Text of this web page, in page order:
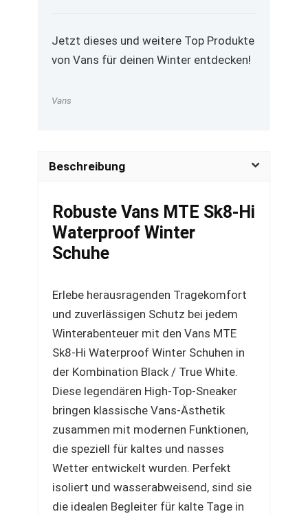
Jetzt dieses und weitere Top Produkte
von Vans für deinen Winter entdecken!
Vans
Beschreibung
Robuste Vans MTE Sk8-Hi
Waterproof Winter
Schuhe
Erlebe herausragenden Tragekomfort
und zuverlässigen Schutz bei jedem
Winterabenteuer mit den Vans MTE
Sk8-Hi Waterproof Winter Schuhen in
der Kombination Black / True White.
Diese legendären High-Top-Sneaker
bringen klassische Vans-Ästhetik
zusammen mit modernen Funktionen,
die speziell für kaltes und nasses
Wetter entwickelt wurden. Perfekt
isoliert und wasserabweisend, sind sie
die idealen Begleiter für kalte Tage in